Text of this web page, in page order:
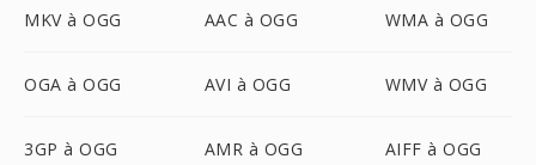
MKV à OGG AAC à OGG WMA à OGG
OGA à OGG AVI à OGG WMV à OGG
3GP à OGG AMR à OGG AIFF à OGG